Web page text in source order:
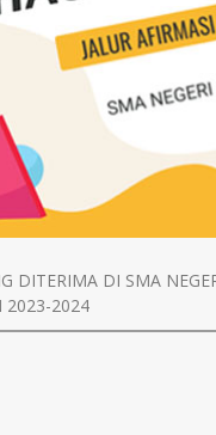
DITERIMA DI SMA
2023-2024